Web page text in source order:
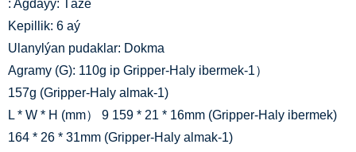
: Agdaýy: Täze
Kepillik: 6 aý
Ulanylýan pudaklar: Dokma
Agramy (G): 110g ip Gripper-Haly ibermek-1）
157g (Gripper-Haly almak-1)
L * W * H (mm） 9 159 * 21 * 16mm (Gripper-Haly ibermek)
164 * 26 * 31mm (Gripper-Haly almak-1)